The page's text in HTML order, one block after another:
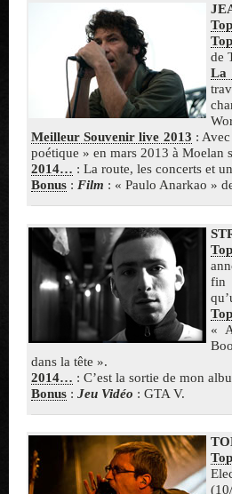
de
La
Meilleur Souvenir live 2013 :
poétique » en mars 2013 à Moelan
2014… : La route, les concerts et
Bonus : Film : « Paulo Anarkao »
fin
«
dans la tête ».
2014… : C’est la sortie de mon
Bonus : Jeu Vidéo : GTA V.